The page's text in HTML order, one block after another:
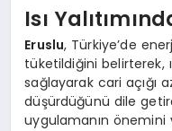
Isı
Eruslu, Türkiye’de
tüketildiğini belirterek,
sağlayarak cari açığı
düşürdüğünü dile
uygulamanın önemini